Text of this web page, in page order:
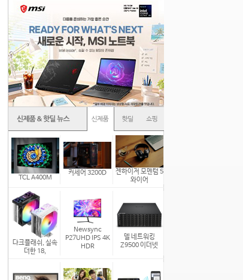
TCL A400M
커세어 3200D
젠하이저 모멘텀 5
와이어
다크플래쉬, 실속
더한 18,
Newsync
P27UHD IPS 4K
HDR
델 네트워킹
Z9500 이더넷